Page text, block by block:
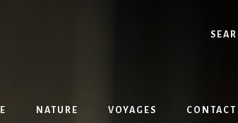
NATURE VOYAGES CONTACT